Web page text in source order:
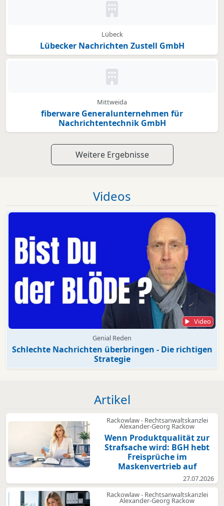
Kein Bild oder Logo hinterlegt
Lübeck
Lübecker Nachrichten Zustell GmbH
Kein Bild oder Logo hinterlegt
Mittweida
fiberware Generalunternehmen für
Nachrichtentechnik GmbH
Weitere Ergebnisse
Videos
Video
Genial Reden
Schlechte Nachrichten überbringen - Die richtigen
Strategie
Artikel
Rackowlaw - Rechtsanwaltskanzlei
Alexander-Georg Rackow
Wenn Produktqualität zur
Strafsache wird: BGH hebt
Freisprüche im
Maskenvertrieb auf
27.07.2026
Rackowlaw - Rechtsanwaltskanzlei
Alexander-Georg Rackow